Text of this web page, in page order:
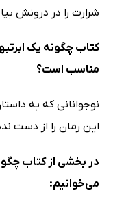
شرارت را در درونش
کتاب چگونه یک
مناسب است؟
نوجوانانی که به
این رمان را از دست
در بخشی از کتاب
می‌خوانیم: